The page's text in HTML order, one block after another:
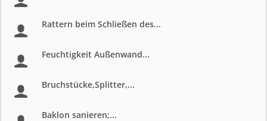
Rattern beim Schließen des...
Feuchtigkeit Außenwand...
Bruchstücke,Splitter,...
Baklon sanieren;...